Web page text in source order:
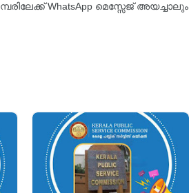
WhatsApp മെസ്സേജ് അയച്ചാലും